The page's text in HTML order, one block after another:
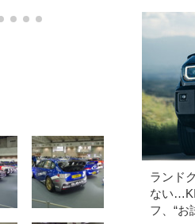
ランド
ない
フ、“お